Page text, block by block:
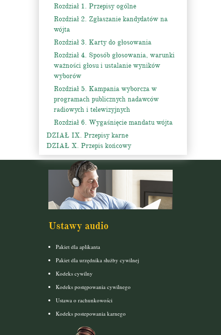
Rozdział 1. Przepisy ogólne
Rozdział 2. Zgłaszanie kandydatów na
wójta
Rozdział 3. Karty do głosowania
Rozdział 4. Sposób głosowania, warunki
ważności głosu i ustalanie wyników
wyborów
Rozdział 5. Kampania wyborcza w
programach publicznych nadawców
radiowych i telewizyjnych
Rozdział 6. Wygaśnięcie mandatu wójta
DZIAŁ IX. Przepisy karne
DZIAŁ X. Przepis końcowy
Ustawy audio
Pakiet dla aplikanta
Pakiet dla urzędnika służby cywilnej
Kodeks cywilny
Kodeks postępowania cywilnego
Ustawa o rachunkowości
Kodeks postepowania karnego